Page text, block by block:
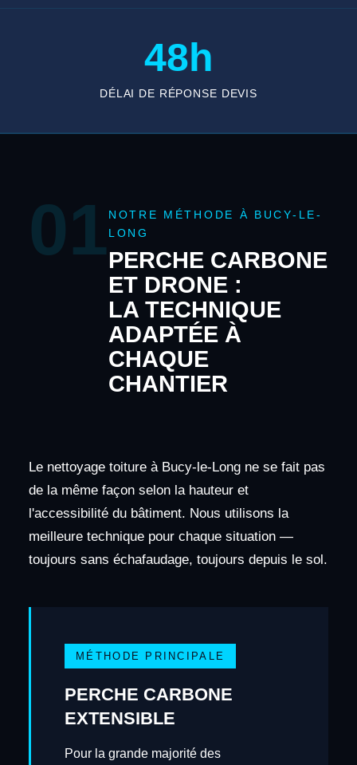
48h
DÉLAI DE RÉPONSE DEVIS
01 NOTRE MÉTHODE À BUCY-LE-
LONG
PERCHE CARBONE
ET DRONE :
LA TECHNIQUE
ADAPTÉE À
CHAQUE
CHANTIER
Le nettoyage toiture à Bucy-le-Long ne se fait pas
de la même façon selon la hauteur et
l'accessibilité du bâtiment. Nous utilisons la
meilleure technique pour chaque situation —
toujours sans échafaudage, toujours depuis le sol.
MÉTHODE PRINCIPALE
PERCHE CARBONE
EXTENSIBLE
Pour la grande majorité des